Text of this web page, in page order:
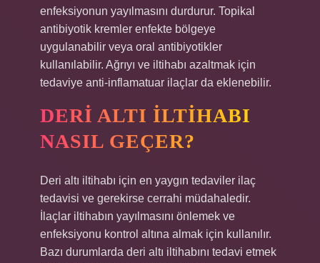
enfeksiyonun yayılmasını durdurur. Topikal
antibiyotik kremler enfekte bölgeye
uygulanabilir veya oral antibiyotikler
kullanılabilir. Ağrıyı ve iltihabı azaltmak için
tedaviye anti-inflamatuar ilaçlar da eklenebilir.
DERI ALTI ILTIHABI
NASIL GEÇER?
Deri altı iltihabı için en yaygın tedaviler ilaç
tedavisi ve gerekirse cerrahi müdahaledir.
İlaçlar iltihabın yayılmasını önlemek ve
enfeksiyonu kontrol altına almak için kullanılır.
Bazı durumlarda deri altı iltihabını tedavi etmek